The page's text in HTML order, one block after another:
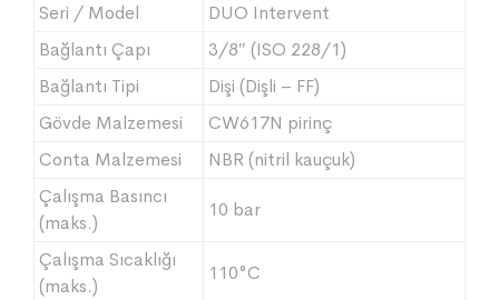
Seri / Model
DUO Intervent
Bağlantı Çapı
3/8″ (ISO 228/1)
Bağlantı Tipi
Dişi (Dişli – FF)
Gövde Malzemesi
CW617N pirinç
Conta Malzemesi
NBR (nitril kauçuk)
Çalışma Basıncı
(maks.)
10 bar
Çalışma Sıcaklığı
(maks.)
110°C